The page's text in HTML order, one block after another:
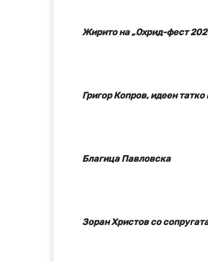
Жирито на „Охрид-фест
Григор Копров, идеен
Благица Павловска
Зоран Христов со